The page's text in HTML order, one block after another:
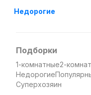
Недорогие
Подборки
1-комнатные2-
Недорогие
Суперхозяин